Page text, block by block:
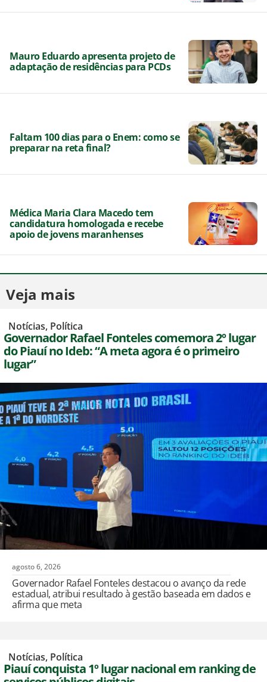
Mauro Eduardo apresenta projeto de
adaptação de residências para PCDs
Faltam 100 dias para o Enem: como se
preparar na reta final?
Médica Maria Clara Macedo tem
candidatura homologada e recebe
apoio de jovens maranhenses
Veja mais
Notícias, Política
Governador Rafael Fonteles comemora 2º lugar
do Piauí no Ideb: “A meta agora é o primeiro
lugar”
agosto 6, 2026
Governador Rafael Fonteles destacou o avanço da rede
estadual, atribui resultado à gestão baseada em dados e
afirma que meta
Notícias, Política
Piauí conquista 1º lugar nacional em ranking de